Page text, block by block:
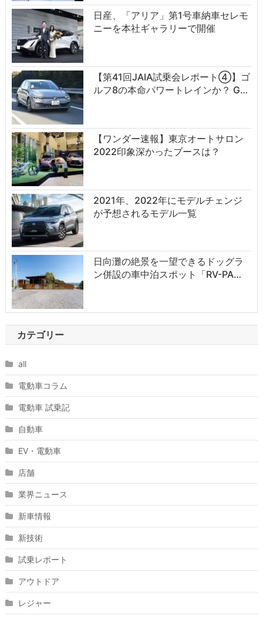
日産、「アリア」第1号車納車セレモ
ニーを本社ギャラリーで開催
【第41回JAIA試乗会レポート④】ゴ
ルフ8の本命パワートレインか？ G…
【ワンダー速報】東京オートサロン
2022印象深かったブースは？
2021年、2022年にモデルチェンジ
が予想されるモデル一覧
日向灘の絶景を一望できるドッグラ
ン併設の車中泊スポット「RV-PA…
カテゴリー
all
電動車コラム
電動車 試乗記
自動車
EV・電動車
店舗
業界ニュース
新車情報
新技術
試乗レポート
アウトドア
レジャー